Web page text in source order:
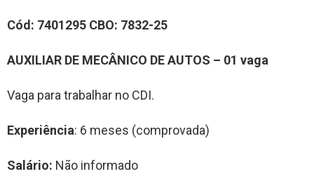
Cód: 7401295 CBO: 7832-25
AUXILIAR DE MECÂNICO DE AUTOS – 01 vaga
Vaga para trabalhar no CDI.
Experiência: 6 meses (comprovada)
Salário: Não informado